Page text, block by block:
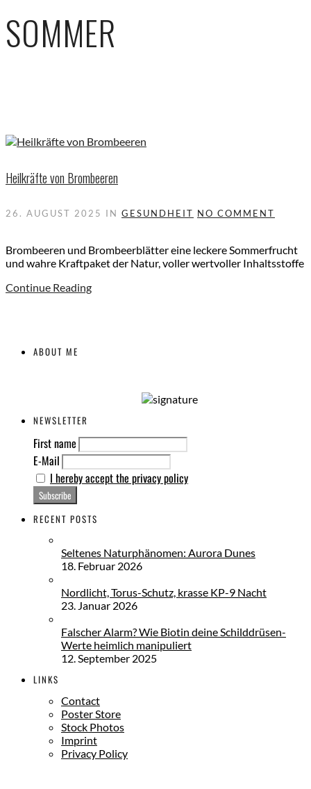
SOMMER
Heilkräfte von Brombeeren
26. AUGUST 2025 IN GESUNDHEIT NO COMMENT
Brombeeren und Brombeerblätter eine leckere Sommerfrucht
und wahre Kraftpaket der Natur, voller wertvoller Inhaltsstoffe
Continue Reading
ABOUT ME
NEWSLETTER
First name
E-Mail
I hereby accept the privacy policy
RECENT POSTS
Seltenes Naturphänomen: Aurora Dunes
18. Februar 2026
Nordlicht, Torus-Schutz, krasse KP-9 Nacht
23. Januar 2026
Falscher Alarm? Wie Biotin deine Schilddrüsen-
Werte heimlich manipuliert
12. September 2025
LINKS
Contact
Poster Store
Stock Photos
Imprint
Privacy Policy